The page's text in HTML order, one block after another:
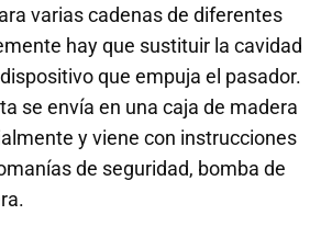
varias cadenas de diferentes
hay que sustituir la cavidad
que empuja el pasador.
se envía en una caja de madera
y viene con instrucciones
de seguridad, bomba de